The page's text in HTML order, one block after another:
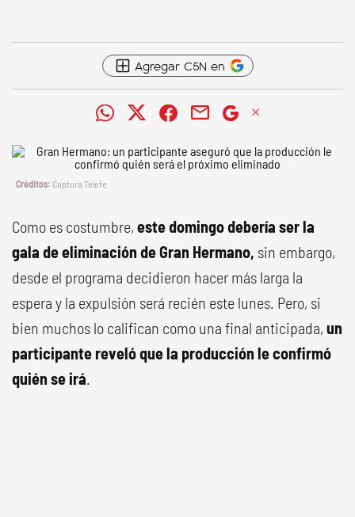
Agregar C5N en
Captura Telefe
Como es costumbre, este domingo debería ser la
gala de eliminación de Gran Hermano, sin embargo,
desde el programa decidieron hacer más larga la
espera y la expulsión será recién este lunes. Pero, si
bien muchos lo califican como una final anticipada, un
participante reveló que la producción le confirmó
quién se irá.